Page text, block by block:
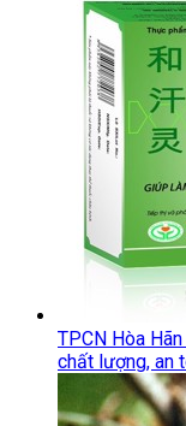
TPCN Hòa
chất lượng, an